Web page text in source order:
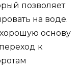
позволяет
на воде.
основу
к